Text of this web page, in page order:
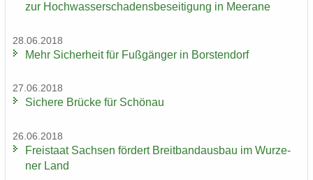
zur Hoch­was­ser­scha­dens­be­sei­ti­gung in Meer­a­ne
28.06.2018
Mehr Si­cher­heit für Fuß­gän­ger in Bors­ten­dorf
27.06.2018
Si­che­re Brü­cke für Schön­au
26.06.2018
Frei­staat Sach­sen för­dert Breit­band­aus­bau im Wur­ze­
ner Land